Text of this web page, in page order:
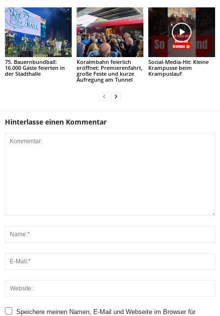
75. Bauernbundball:
16.000 Gäste feierten in
der Stadthalle
Koralmbahn feierlich
eröffnet: Premierenfahrt,
große Feste und kurze
Aufregung am Tunnel
Social-Media-Hit: Kleine
Krampusse beim
Krampuslauf
Hinterlasse einen Kommentar
Speichere meinen Namen, E-Mail und Webseite im Browser für